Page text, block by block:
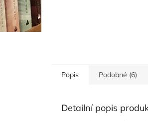
Popis Podobné (6)
Detailní popis